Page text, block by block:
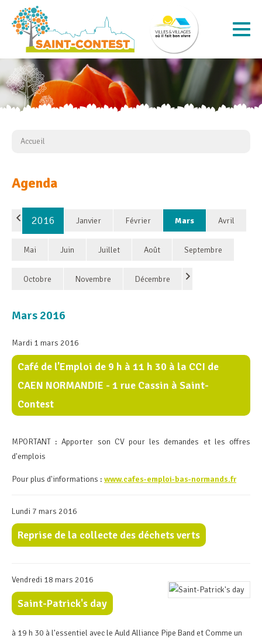
Accueil
Agenda
2016 Janvier Février Mars Avril
Mai Juin Juillet Août Septembre
Octobre Novembre Décembre
Mars 2016
Mardi 1 mars 2016
Café de l'Emploi de 9 h à 11 h 30 à la CCI de
CAEN NORMANDIE - 1 rue Cassin à Saint-
Contest
MPORTANT : Apporter son CV pour les demandes et les offres
d'emplois
Pour plus d'informations : www.cafes-emploi-bas-normands.fr
Lundi 7 mars 2016
Reprise de la collecte des déchets verts
Vendredi 18 mars 2016
Saint-Patrick's day
à 19 h 30 à l'essentiel avec le Auld Alliance Pipe Band et Comme un